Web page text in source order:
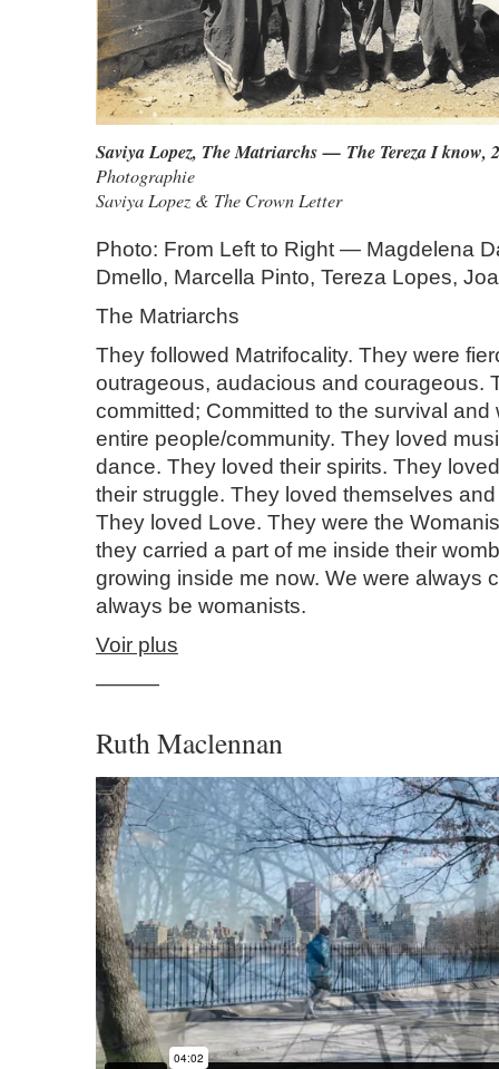
Saviya Lopez, The Matriarchs — The Tereza I know,
Photographie
Saviya Lopez & The Crown Letter
Photo: From Left to Right — Magdelena
Dmello, Marcella Pinto, Tereza Lopes,
The Matriarchs
They followed Matrifocality. They were
outrageous, audacious and courageous.
committed; Committed to the survival and
entire people/community. They loved
dance. They loved their spirits. They
their struggle. They loved themselves
They loved Love. They were the
they carried a part of me inside their
growing inside me now. We were always
always be womanists.
Voir plus
———
Ruth Maclennan